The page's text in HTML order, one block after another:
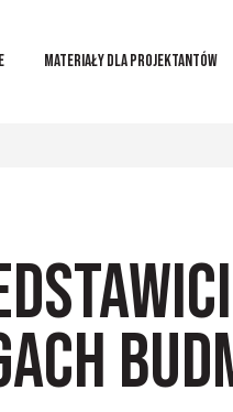
MATERIAŁY DLA PROJEKTANTÓW